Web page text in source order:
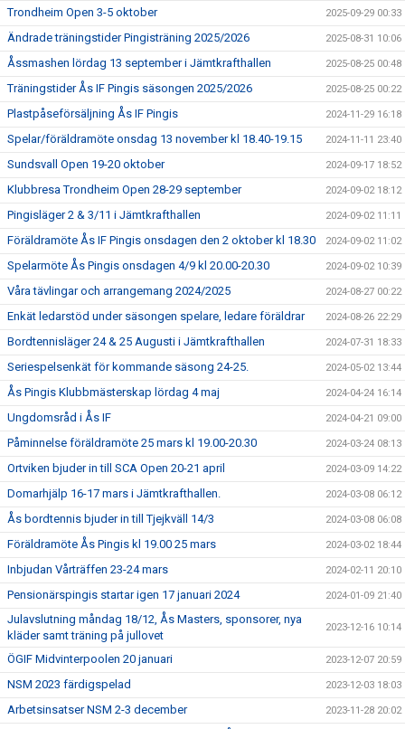
Trondheim Open 3-5 oktober 2025-09-29 00:33
Ändrade träningstider Pingisträning 2025/2026 2025-08-31 10:06
Åssmashen lördag 13 september i Jämtkrafthallen 2025-08-25 00:48
Träningstider Ås IF Pingis säsongen 2025/2026 2025-08-25 00:22
Plastpåseförsäljning Ås IF Pingis 2024-11-29 16:18
Spelar/föräldramöte onsdag 13 november kl 18.40-19.15 2024-11-11 23:40
Sundsvall Open 19-20 oktober 2024-09-17 18:52
Klubbresa Trondheim Open 28-29 september 2024-09-02 18:12
Pingisläger 2 & 3/11 i Jämtkrafthallen 2024-09-02 11:11
Föräldramöte Ås IF Pingis onsdagen den 2 oktober kl 18.30 2024-09-02 11:02
Spelarmöte Ås Pingis onsdagen 4/9 kl 20.00-20.30 2024-09-02 10:39
Våra tävlingar och arrangemang 2024/2025 2024-08-27 00:22
Enkät ledarstöd under säsongen spelare, ledare föräldrar 2024-08-26 22:29
Bordtennisläger 24 & 25 Augusti i Jämtkrafthallen 2024-07-31 18:33
Seriespelsenkät för kommande säsong 24-25. 2024-05-02 13:44
Ås Pingis Klubbmästerskap lördag 4 maj 2024-04-24 16:14
Ungdomsråd i Ås IF 2024-04-21 09:00
Påminnelse föräldramöte 25 mars kl 19.00-20.30 2024-03-24 08:13
Ortviken bjuder in till SCA Open 20-21 april 2024-03-09 14:22
Domarhjälp 16-17 mars i Jämtkrafthallen. 2024-03-08 06:12
Ås bordtennis bjuder in till Tjejkväll 14/3 2024-03-08 06:08
Föräldramöte Ås Pingis kl 19.00 25 mars 2024-03-02 18:44
Inbjudan Vårträffen 23-24 mars 2024-02-11 20:10
Pensionärspingis startar igen 17 januari 2024 2024-01-09 21:40
Julavslutning måndag 18/12, Ås Masters, sponsorer, nya
kläder samt träning på jullovet
2023-12-16 10:14
ÖGIF Midvinterpoolen 20 januari 2023-12-07 20:59
NSM 2023 färdigspelad 2023-12-03 18:03
Arbetsinsatser NSM 2-3 december 2023-11-28 20:02